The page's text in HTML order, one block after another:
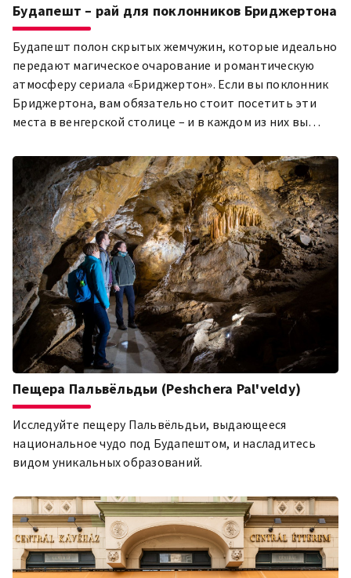
Будапешт – рай для поклонников Бриджертона
Будапешт полон скрытых жемчужин, которые идеально
передают магическое очарование и романтическую
атмосферу сериала «Бриджертон». Если вы поклонник
Бриджертона, вам обязательно стоит посетить эти
места в венгерской столице – и в каждом из них вы
Пещера Пальвёльдьи (Peshchera Pal'veldy)
Исследуйте пещеру Пальвёльдьи, выдающееся
национальное чудо под Будапештом, и насладитесь
видом уникальных образований.